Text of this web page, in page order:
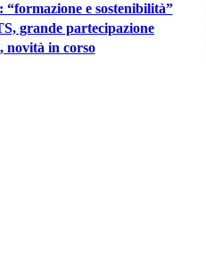
e sostenibilità”
grande partecipazione
novità in corso